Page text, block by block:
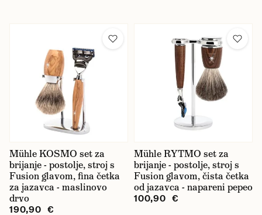
Mühle KOSMO set za
brijanje - postolje, stroj s
Fusion glavom, fina četka
za jazavca - maslinovo
drvo
190,90 €
Mühle RYTMO set za
brijanje - postolje, stroj s
Fusion glavom, čista četka
od jazavca - napareni pepeo
100,90 €